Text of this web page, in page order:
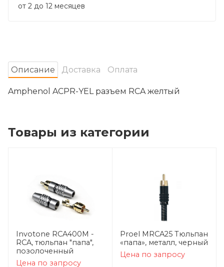
от 2 до 12 месяцев
Oписание Доставка Оплата
Amphenol ACPR-YEL разъем RCA желтый
Товары из категории
Invotone RCA400M -
RCA, тюльпан "папа",
позолоченный
Цена по запросу
Proel MRCA25 Тюльпан
«папа», металл, черный
Цена по запросу